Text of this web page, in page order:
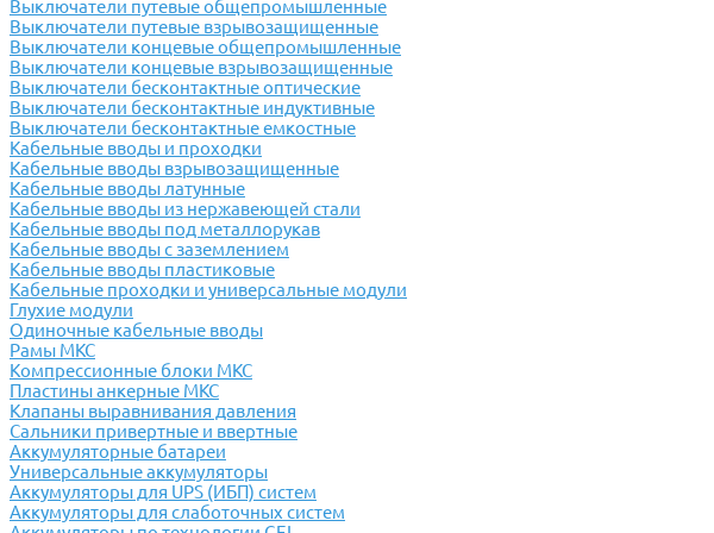
Выключатели путевые общепромышленные
Выключатели путевые взрывозащищенные
Выключатели концевые общепромышленные
Выключатели концевые взрывозащищенные
Выключатели бесконтактные оптические
Выключатели бесконтактные индуктивные
Выключатели бесконтактные емкостные
Кабельные вводы и проходки
Кабельные вводы взрывозащищенные
Кабельные вводы латунные
Кабельные вводы из нержавеющей стали
Кабельные вводы под металлорукав
Кабельные вводы с заземлением
Кабельные вводы пластиковые
Кабельные проходки и универсальные модули
Глухие модули
Одиночные кабельные вводы
Рамы МКС
Компрессионные блоки МКС
Пластины анкерные МКС
Клапаны выравнивания давления
Сальники привертные и ввертные
Аккумуляторные батареи
Универсальные аккумуляторы
Аккумуляторы для UPS (ИБП) систем
Аккумуляторы для слаботочных систем